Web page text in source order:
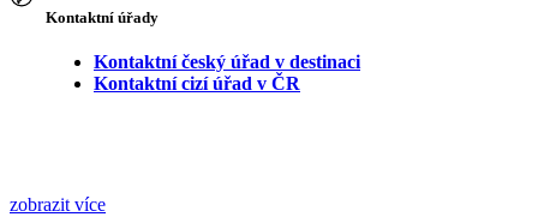
Kontaktní úřady
Kontaktní český úřad v destinaci
Kontaktní cizí úřad v ČR
zobrazit více